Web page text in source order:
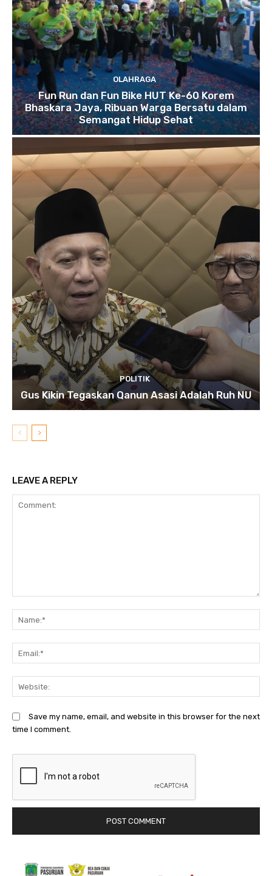
OLAHRAGA
Fun Run dan Fun Bike HUT Ke-60 Korem
Bhaskara Jaya, Ribuan Warga Bersatu dalam
Semangat Hidup Sehat
POLITIK
Gus Kikin Tegaskan Qanun Asasi Adalah Ruh NU
LEAVE A REPLY
Save my name, email, and website in this browser for the next
time I comment.